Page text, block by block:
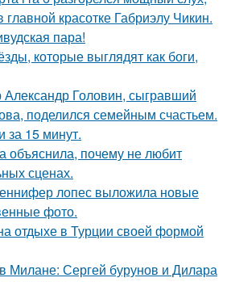
главной красотке Габриэлу Чикин.
пара!
которые выглядят как боги,
Александр Головин, сыгравший
поделился семейным счастьем.
15 минут.
объяснила, почему не любит
сценах.
лопес выложила новые
фото.
отдыхе в Турции своей формой
Милане: Сергей бурунов и Дилара